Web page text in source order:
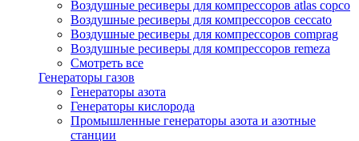
Воздушные ресиверы для компрессоров atlas copco
Воздушные ресиверы для компрессоров ceccato
Воздушные ресиверы для компрессоров comprag
Воздушные ресиверы для компрессоров remeza
Смотреть все
Генераторы газов
Генераторы азота
Генераторы кислорода
Промышленные генераторы азота и азотные
станции